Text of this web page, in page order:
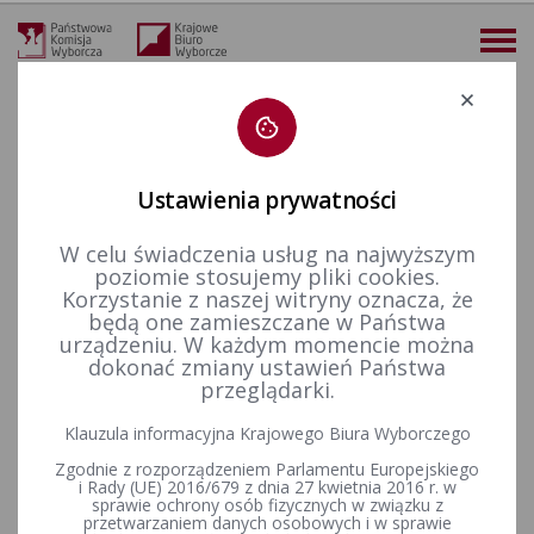
Deklaracja dostępności
więcej
Wybory i referenda Wybory do Sejmu i do Senatu Wybory do Sejmu i Senatu w 2005 r.
Komunikaty Okręgowej Komisji Wyborczej
Uchwała Państwowej Komisji
Wyborczej z dnia 8 sierpnia
2005 r. w sprawie zmiany w
składzie Okręgowej Komisji
Ustawienia prywatności
W celu świadczenia usług na najwyższym
poziomie stosujemy pliki cookies.
Korzystanie z naszej witryny oznacza, że
będą one zamieszczane w Państwa
urządzeniu. W każdym momencie można
dokonać zmiany ustawień Państwa
przeglądarki.
Klauzula informacyjna Krajowego Biura Wyborczego
Zgodnie z rozporządzeniem Parlamentu Europejskiego
i Rady (UE) 2016/679 z dnia 27 kwietnia 2016 r. w
sprawie ochrony osób fizycznych w związku z
przetwarzaniem danych osobowych i w sprawie